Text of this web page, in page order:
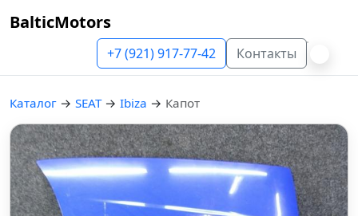
BalticMotors
+7 (921) 917-77-42 Контакты
Каталог → SEAT → Ibiza → Капот